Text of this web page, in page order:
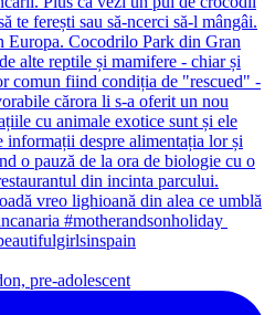
pre-adolescent